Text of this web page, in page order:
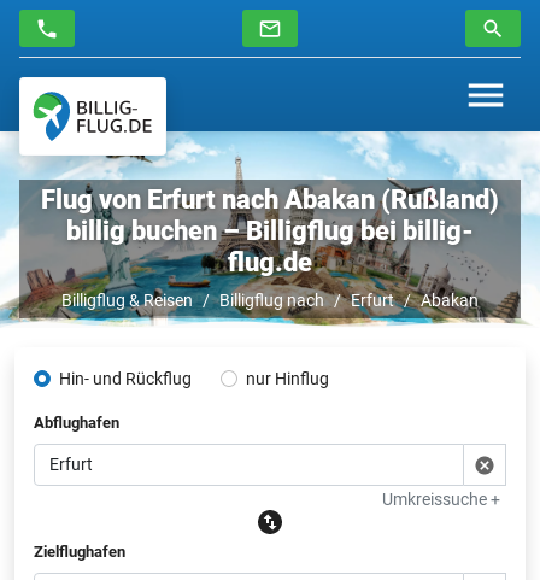
Flug von Erfurt nach Abakan (Rußland)
billig buchen – Billigflug bei billig-
flug.de
Billigflug & Reisen Billigflug nach Erfurt Abakan
Hin- und Rückflug nur Hinflug
Abflughafen
Umkreissuche +
Zielflughafen